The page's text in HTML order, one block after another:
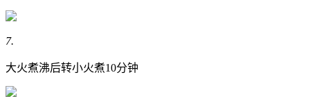
7.
大火煮沸后转小火煮10分钟